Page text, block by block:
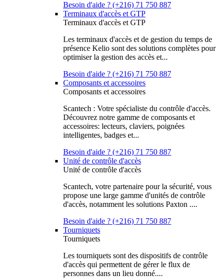
Besoin d'aide ? (+216) 71 750 887
Terminaux d'accès et GTP
Terminaux d'accès et GTP
Les terminaux d'accès et de gestion du temps de
présence Kelio sont des solutions complètes pour
optimiser la gestion des accès et...
Besoin d'aide ? (+216) 71 750 887
Composants et accessoires
Composants et accessoires
Scantech : Votre spécialiste du contrôle d'accès.
Découvrez notre gamme de composants et
accessoires: lecteurs, claviers, poignées
intelligentes, badges et...
Besoin d'aide ? (+216) 71 750 887
Unité de contrôle d'accès
Unité de contrôle d'accès
Scantech, votre partenaire pour la sécurité, vous
propose une large gamme d'unités de contrôle
d'accès, notamment les solutions Paxton ....
Besoin d'aide ? (+216) 71 750 887
Tourniquets
Tourniquets
Les tourniquets sont des dispositifs de contrôle
d'accès qui permettent de gérer le flux de
personnes dans un lieu donné....